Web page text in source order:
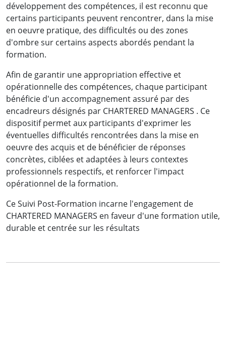
développement des compétences, il est reconnu que
certains participants peuvent rencontrer, dans la mise
en oeuvre pratique, des difficultés ou des zones
d'ombre sur certains aspects abordés pendant la
formation.
Afin de garantir une appropriation effective et
opérationnelle des compétences, chaque participant
bénéficie d'un accompagnement assuré par des
encadreurs désignés par CHARTERED MANAGERS . Ce
dispositif permet aux participants d'exprimer les
éventuelles difficultés rencontrées dans la mise en
oeuvre des acquis et de bénéficier de réponses
concrètes, ciblées et adaptées à leurs contextes
professionnels respectifs, et renforcer l'impact
opérationnel de la formation.
Ce Suivi Post-Formation incarne l'engagement de
CHARTERED MANAGERS en faveur d'une formation utile,
durable et centrée sur les résultats
Mme OBOUTI Osmella
Chef de Service Organisations et Développement
des Carrières
Société d'Eau et d'Energie du Gabon
Voir la vidéo